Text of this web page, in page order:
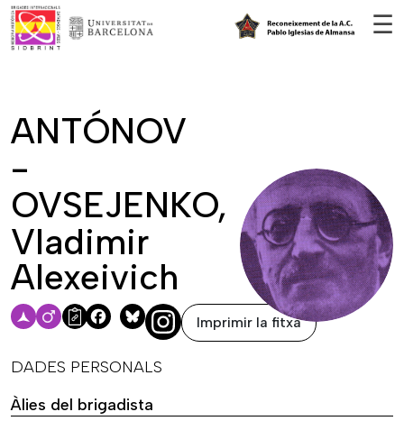
☰
ANTÓNOV
-
OVSEJENKO,
Vladimir
Alexeivich
Facebook
Bluesky Imprimir la fitxa
DADES PERSONALS
Àlies del brigadista